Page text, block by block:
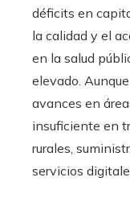
déficits en
la calidad y el
en la salud
elevado.
avances en
insuficiente en
rurales,
servicios